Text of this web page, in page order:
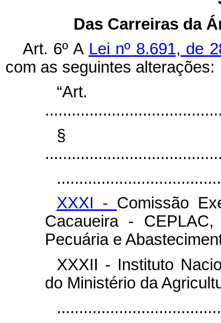
Das Carreiras da
Art. 6º A Lei nº 8.691, de
com as seguintes alterações:
§
XXXI - Comissão
Cacaueira -
Pecuária e
XXXII - Instituto
do Ministério da